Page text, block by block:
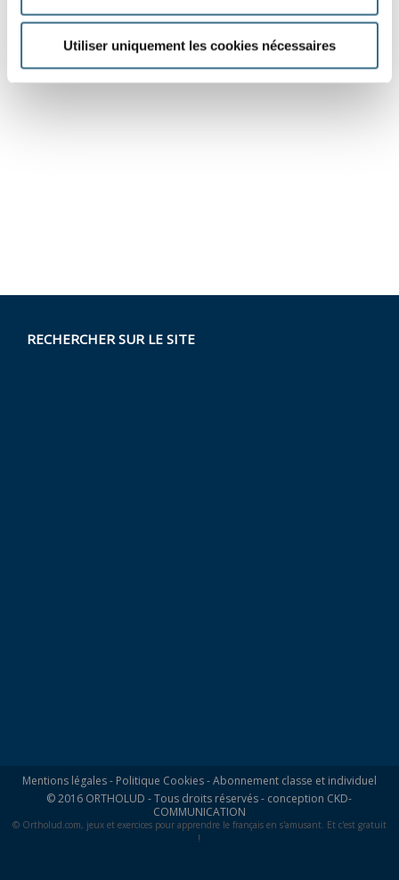
Utiliser uniquement les cookies nécessaires
RECHERCHER SUR LE SITE
Mentions légales- Politique Cookies-Abonnement classe et individuel
© 2016 ORTHOLUD - Tous droits réservés - conception CKD-
COMMUNICATION
© Ortholud.com, jeux et exercices pour apprendre le français en s'amusant. Et c'est gratuit
!